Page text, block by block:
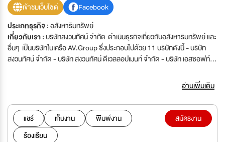
เข้าชมเว็บไซต์
Facebook
ประเภทธุรกิจ :อสังหาริมทรัพย์
เกี่ยวกับเรา :บริษัทสงวนทัศน์ จำกัด ดำเนินธุรกิจเกี่ยวกับอสังหาริมทรัพย์ และ
อื่นๆ เป็นบริษัทในเครือ AV.Group ซึ่งประกอบไปด้วย 11 บริษัทดังนี้ - บริษัท
สงวนทัศน์ จำกัด - บริษัท สงวนทัศน์ ดีเวลลอปเมนท์ จำกัด - บริษัท เอสซอฟท์
ฮอนด้า ออโตโมบิล จำกัด
อ่านเพิ่มเติม
แชร์ เก็บงาน
พิมพ์งาน
ร้องเรียน
สมัครงาน